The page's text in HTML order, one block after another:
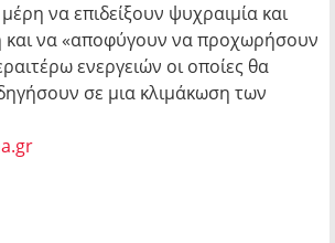
να επιδείξουν ψυχραιμία και
και να «αποφύγουν να προχωρήσουν
ενεργειών οι οποίες θα
σε μια κλιμάκωση των